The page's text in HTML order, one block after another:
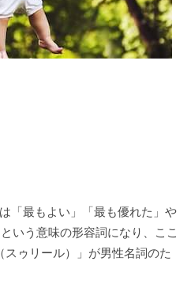
「最もよい」「最も優れた」や
いう意味の形容詞になり、ここ
ゥリール）」が男性名詞のた